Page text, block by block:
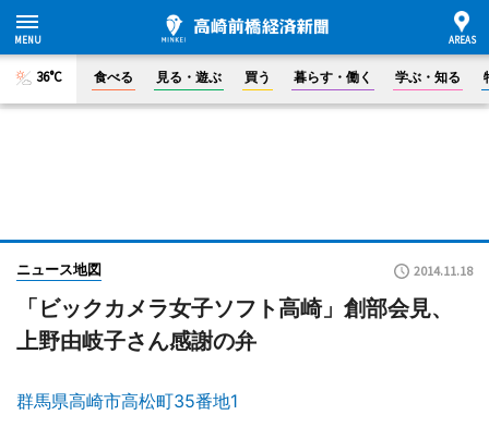
36°C 食べる 見る・遊ぶ 買う 暮らす・働く 学ぶ・知る
ニュース地図 2014.11.18
「ビックカメラ女子ソフト高崎」創部会見、
上野由岐子さん感謝の弁
群馬県高崎市高松町35番地1